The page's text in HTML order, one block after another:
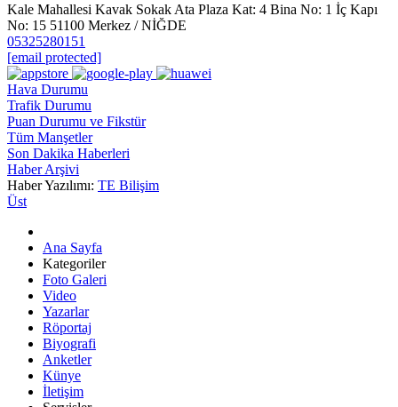
Kale Mahallesi Kavak Sokak Ata Plaza Kat: 4 Bina No: 1 İç Kapı
No: 15 51100 Merkez / NİĞDE
05325280151
[email protected]
Hava Durumu
Trafik Durumu
Puan Durumu ve Fikstür
Tüm Manşetler
Son Dakika Haberleri
Haber Arşivi
Haber Yazılımı: TE Bilişim
Üst
Ana Sayfa
Kategoriler
Foto Galeri
Video
Yazarlar
Röportaj
Biyografi
Anketler
Künye
İletişim